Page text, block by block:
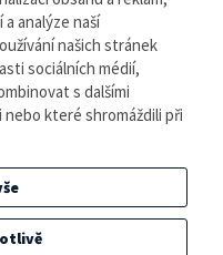
- kancelář
- sklad
práva vyhrazena.
studioBlueGhost.
REŽIMU. Podle zákona o
analýze naší
našich stránek
sociálních médií,
s dalšími
které shromáždili při